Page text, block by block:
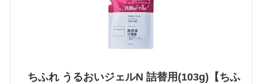
ちふれ うるおいジェルN 詰替用(103g)【ちふ